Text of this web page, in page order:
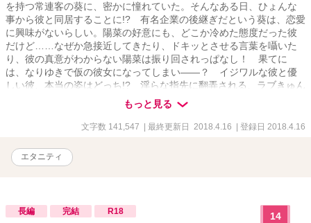
を持つ常連客の葵に、密かに憧れていた。そんなある日、ひょんな
事から彼と同居することに!? 有名企業の後継ぎだという葵は、恋愛
に興味がないらしい。陽菜の好意にも、どこか冷めた態度だった彼
だけど……なぜか急接近してきたり、ドキッとさせる言葉を囁いた
り、彼の真意がわからない陽菜は振り回されっぱなし！ 果てに
は、なりゆきで仮の彼女になってしまい――？ イジワルな彼と優
しい彼、本当の姿はどっち!? 淫らな指先に翻弄される、ラブきゅん
もっと見る
文字数 141,547 | 最終更新日 2018.4.16 | 登録日 2018.4.16
エタニティ
長編 完結 R18 14